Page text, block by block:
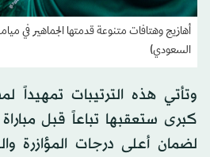
أهازيج وهتافات متنوعة قدمتها الجماهير في
السعودي)
وتأتي هذه الترتيبات تمهيداً
كبرى ستعقبها تباعاً قبل
لضمان أعلى درجات المؤازرة